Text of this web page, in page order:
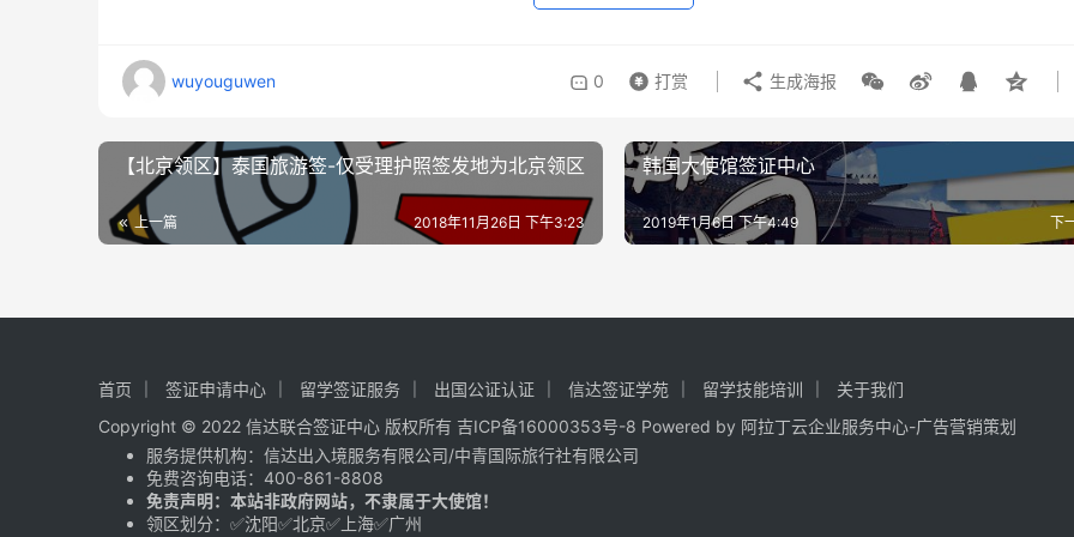
wuyouguwen 0 打赏 生成海报
【北京领区】泰国旅游签-仅受理护照签发地为北京领区
上一篇 2018年11月26日 下午3:23
韩国大使馆签证中心
下
2019年1月6日 下午4:49
首页 签证申请中心 留学签证服务 出国公证认证 信达签证学苑 留学技能培训
关于我们
Copyright © 2022 信达联合签证中心 版权所有 吉ICP备16000353号-8 Powered by 阿拉丁云企业服务中心-广告营销策划
服务提供机构： 信达出入境服务有限公司/中青国际旅行社有限公司
免费咨询电话： 400-861-8808
免责声明：本站非政府网站，不隶属于大使馆！
领区划分：✅沈阳✅北京✅上海✅广州